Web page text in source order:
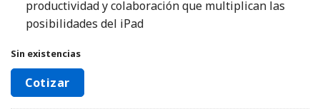
productividad y colaboración que multiplican las
posibilidades del iPad
Sin existencias
Cotizar